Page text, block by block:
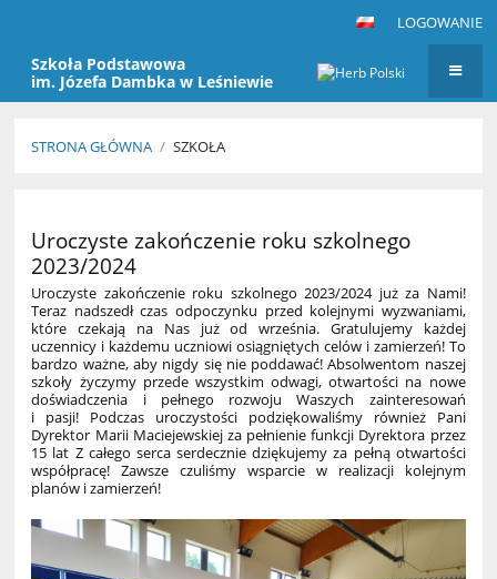
LOGOWANIE
Szkoła Podstawowa
im. Józefa Dambka w Leśniewie
STRONA GŁÓWNA / SZKOŁA
Uroczyste zakończenie roku szkolnego
2023/2024
Uroczyste zakończenie roku szkolnego 2023/2024 już za Nami!
Teraz nadszedł czas odpoczynku przed kolejnymi wyzwaniami,
które czekają na Nas już od września. Gratulujemy każdej
uczennicy i każdemu uczniowi osiągniętych celów i zamierzeń! To
bardzo ważne, aby nigdy się nie poddawać! Absolwentom naszej
szkoły życzymy przede wszystkim odwagi, otwartości na nowe
doświadczenia i pełnego rozwoju Waszych zainteresowań
i pasji! Podczas uroczystości podziękowaliśmy również Pani
Dyrektor Marii Maciejewskiej za pełnienie funkcji Dyrektora przez
15 lat Z całego serca serdecznie dziękujemy za pełną otwartości
współpracę! Zawsze czuliśmy wsparcie w realizacji kolejnym
planów i zamierzeń!